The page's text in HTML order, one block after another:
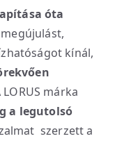
óta
kínál,
LORUS márka
a legutolsó
szerzett a